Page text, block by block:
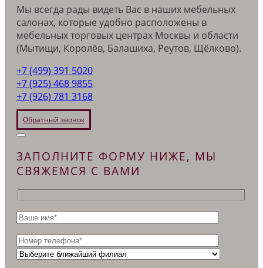
Мы всегда рады видеть Вас в наших мебельных
салонах, которые удобно расположены в
мебельных торговых центрах Москвы и области
(Мытищи, Королёв, Балашиха, Реутов, Щёлково).
+7 (499) 391 5020
+7 (925) 468 9855
+7 (926) 781 3168
Обратный звонок
ЗАПОЛНИТЕ ФОРМУ НИЖЕ, МЫ
СВЯЖЕМСЯ С ВАМИ